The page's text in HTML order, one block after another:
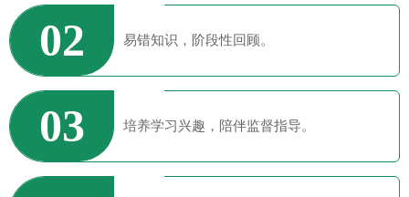
02 易错知识，阶段性回顾。
03 培养学习兴趣，陪伴监督指导。